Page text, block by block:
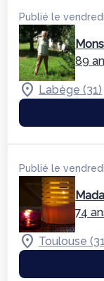
Publié le
89
Labège (31)
Publié le
74
Toulouse